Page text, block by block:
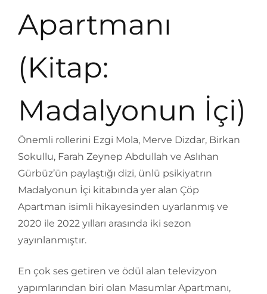
Apartmanı
(Kitap:
Madalyonun İçi)
Önemli rollerini Ezgi Mola, Merve Dizdar, Birkan
Sokullu, Farah Zeynep Abdullah ve Aslıhan
Gürbüz’ün paylaştığı dizi, ünlü psikiyatrın
Madalyonun İçi kitabında yer alan Çöp
Apartman isimli hikayesinden uyarlanmış ve
2020 ile 2022 yılları arasında iki sezon
yayınlanmıştır.
En çok ses getiren ve ödül alan televizyon
yapımlarından biri olan Masumlar Apartmanı,